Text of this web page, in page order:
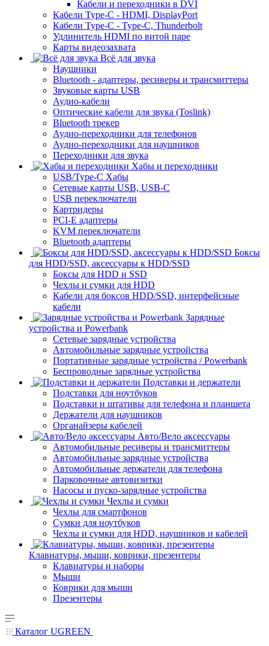
Кабели и переходники в DVI
Кабели Type-C - HDMI, DisplayPort
Кабели Type-C - Type-C, Thunderbolt
Удлинитель HDMI по витой паре
Карты видеозахвата
Всё для звука
Наушники
Bluetooth - адаптеры, ресиверы и трансмиттеры
Звуковые карты USB
Аудио-кабели
Оптические кабели для звука (Toslink)
Bluetooth трекер
Аудио-переходники для телефонов
Аудио-переходники для наушников
Переходники для звука
Хабы и переходники
USB/Type-C Хабы
Сетевые карты USB, USB-C
USB переключатели
Картридеры
PCI-E адаптеры
KVM переключатели
Bluetooth адаптеры
Боксы
для HDD/SSD, аксессуары к HDD/SSD
Боксы для HDD и SSD
Чехлы и сумки для HDD
Кабели для боксов HDD/SSD, интерфейсные
кабели
Зарядные
устройства и Powerbank
Сетевые зарядные устройства
Автомобильные зарядные устройства
Портативные зарядные устройства / Powerbank
Беспроводные зарядные устройства
Подставки и держатели
Подставки для ноутбуков
Подставки и штативы для телефона и планшета
Держатели для наушников
Органайзеры кабелей
Авто/Вело аксессуары
Автомобильные ресиверы и трансмиттеры
Автомобильные зарядные устройства
Автомобильные держатели для телефона
Парковочные автовизитки
Насосы и пуско-зарядные устройства
Чехлы и сумки
Чехлы для смартфонов
Сумки для ноутбуков
Чехлы и сумки для HDD, наушников и кабелей
Клавиатуры, мыши, коврики, презентеры
Клавиатуры и наборы
Мыши
Коврики для мыши
Презентеры
Каталог UGREEN